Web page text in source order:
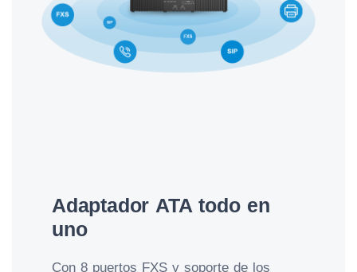
Adaptador ATA todo en
uno
Con 8 puertos FXS y soporte de los